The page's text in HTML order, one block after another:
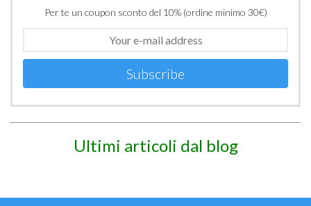
Per te un coupon sconto del 10% (ordine minimo 30€)
Subscribe
Ultimi articoli dal blog